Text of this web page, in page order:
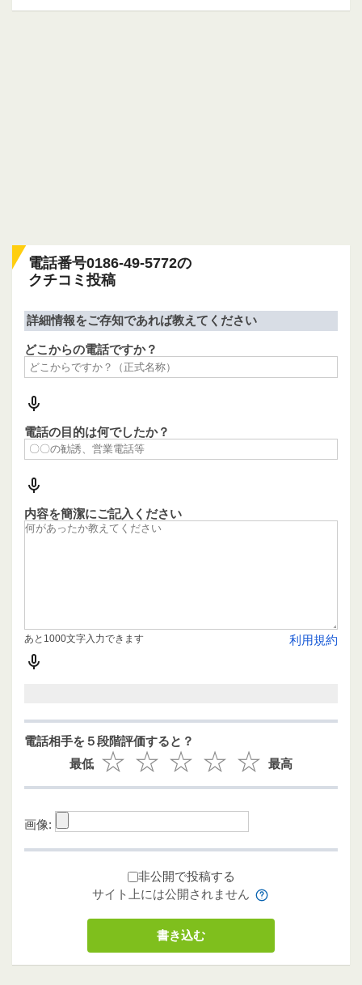
電話番号0186-49-5772の
クチコミ投稿
詳細情報をご存知であれば教えてください
どこからの電話ですか？
電話の目的は何でしたか？
内容を簡潔にご記入ください
利用規約
あと1000文字入力できます
電話相手を５段階評価すると？
最低
最高
画像:
非公開で投稿する
サイト上には公開されません